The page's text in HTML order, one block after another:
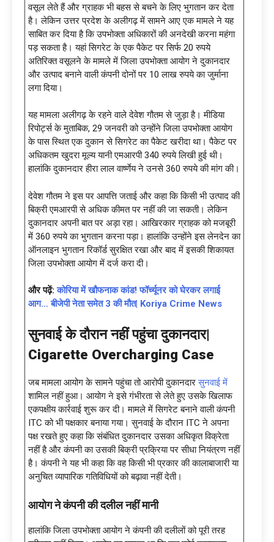
वसूल लेते हैं और ग्राहक भी बहस से बचने के लिए भुगतान कर देता
है। लेकिन उत्तर प्रदेश के अलीगढ़ में सामने आए एक मामले ने यह
साबित कर दिया है कि उपभोक्ता अधिकारों की अनदेखी करना महंगा
पड़ सकता है। यहां सिगरेट के एक पैकेट पर सिर्फ 20 रुपये
अतिरिक्त वसूलने के मामले में जिला उपभोक्ता आयोग ने दुकानदार
और उत्पाद बनाने वाली कंपनी दोनों पर 10 लाख रुपये का जुर्माना
लगा दिया।
यह मामला अलीगढ़ के रहने वाले देवेश गौतम से जुड़ा है। मीडिया
रिपोर्ट्स के मुताबिक, 29 जनवरी को उन्होंने जिला उपभोक्ता आयोग
के पास स्थित एक दुकान से सिगरेट का पैकेट खरीदा था। पैकेट पर
अधिकतम खुदरा मूल्य यानी एमआरपी 340 रुपये लिखी हुई थी।
हालांकि दुकानदार हीरा लाल वार्ष्णेय ने उनसे 360 रुपये की मांग की।
देवेश गौतम ने इस पर आपत्ति जताई और कहा कि किसी भी उत्पाद की
बिक्री एमआरपी से अधिक कीमत पर नहीं की जा सकती। लेकिन
दुकानदार अपनी बात पर अड़ा रहा। आखिरकार ग्राहक को मजबूरी
में 360 रुपये का भुगतान करना पड़ा। हालांकि उन्होंने इस लेनदेन का
ऑनलाइन भुगतान रिकॉर्ड सुरक्षित रखा और बाद में इसकी शिकायत
जिला उपभोक्ता आयोग में दर्ज करा दी।
और पढ़ें:कोरिया में खौफनाक कांड! फॉर्च्यूनर को घेरकर लगाई
आग… बीजेपी नेता समेत 3 की मौत| Koriya Crime News
सुनवाई के दौरान नहीं पहुंचा दुकानदार|
Cigarette Overcharging Case
जब मामला आयोग के सामने पहुंचा तो आरोपी दुकानदारसुनवाई में
शामिल नहीं हुआ। आयोग ने इसे गंभीरता से लेते हुए उसके खिलाफ
एकपक्षीय कार्रवाई शुरू कर दी। मामले में सिगरेट बनाने वाली कंपनी
ITC को भी पक्षकार बनाया गया। सुनवाई के दौरान ITC ने अपना
पक्ष रखते हुए कहा कि संबंधित दुकानदार उसका अधिकृत विक्रेता
नहीं है और कंपनी का उसकी बिक्री प्रक्रिया पर सीधा नियंत्रण नहीं
है। कंपनी ने यह भी कहा कि वह किसी भी प्रकार की कालाबाजारी या
अनुचित व्यापारिक गतिविधियों को बढ़ावा नहीं देती।
आयोग ने कंपनी की दलील नहीं मानी
हालांकि जिला उपभोक्ता आयोग ने कंपनी की दलीलों को पूरी तरह